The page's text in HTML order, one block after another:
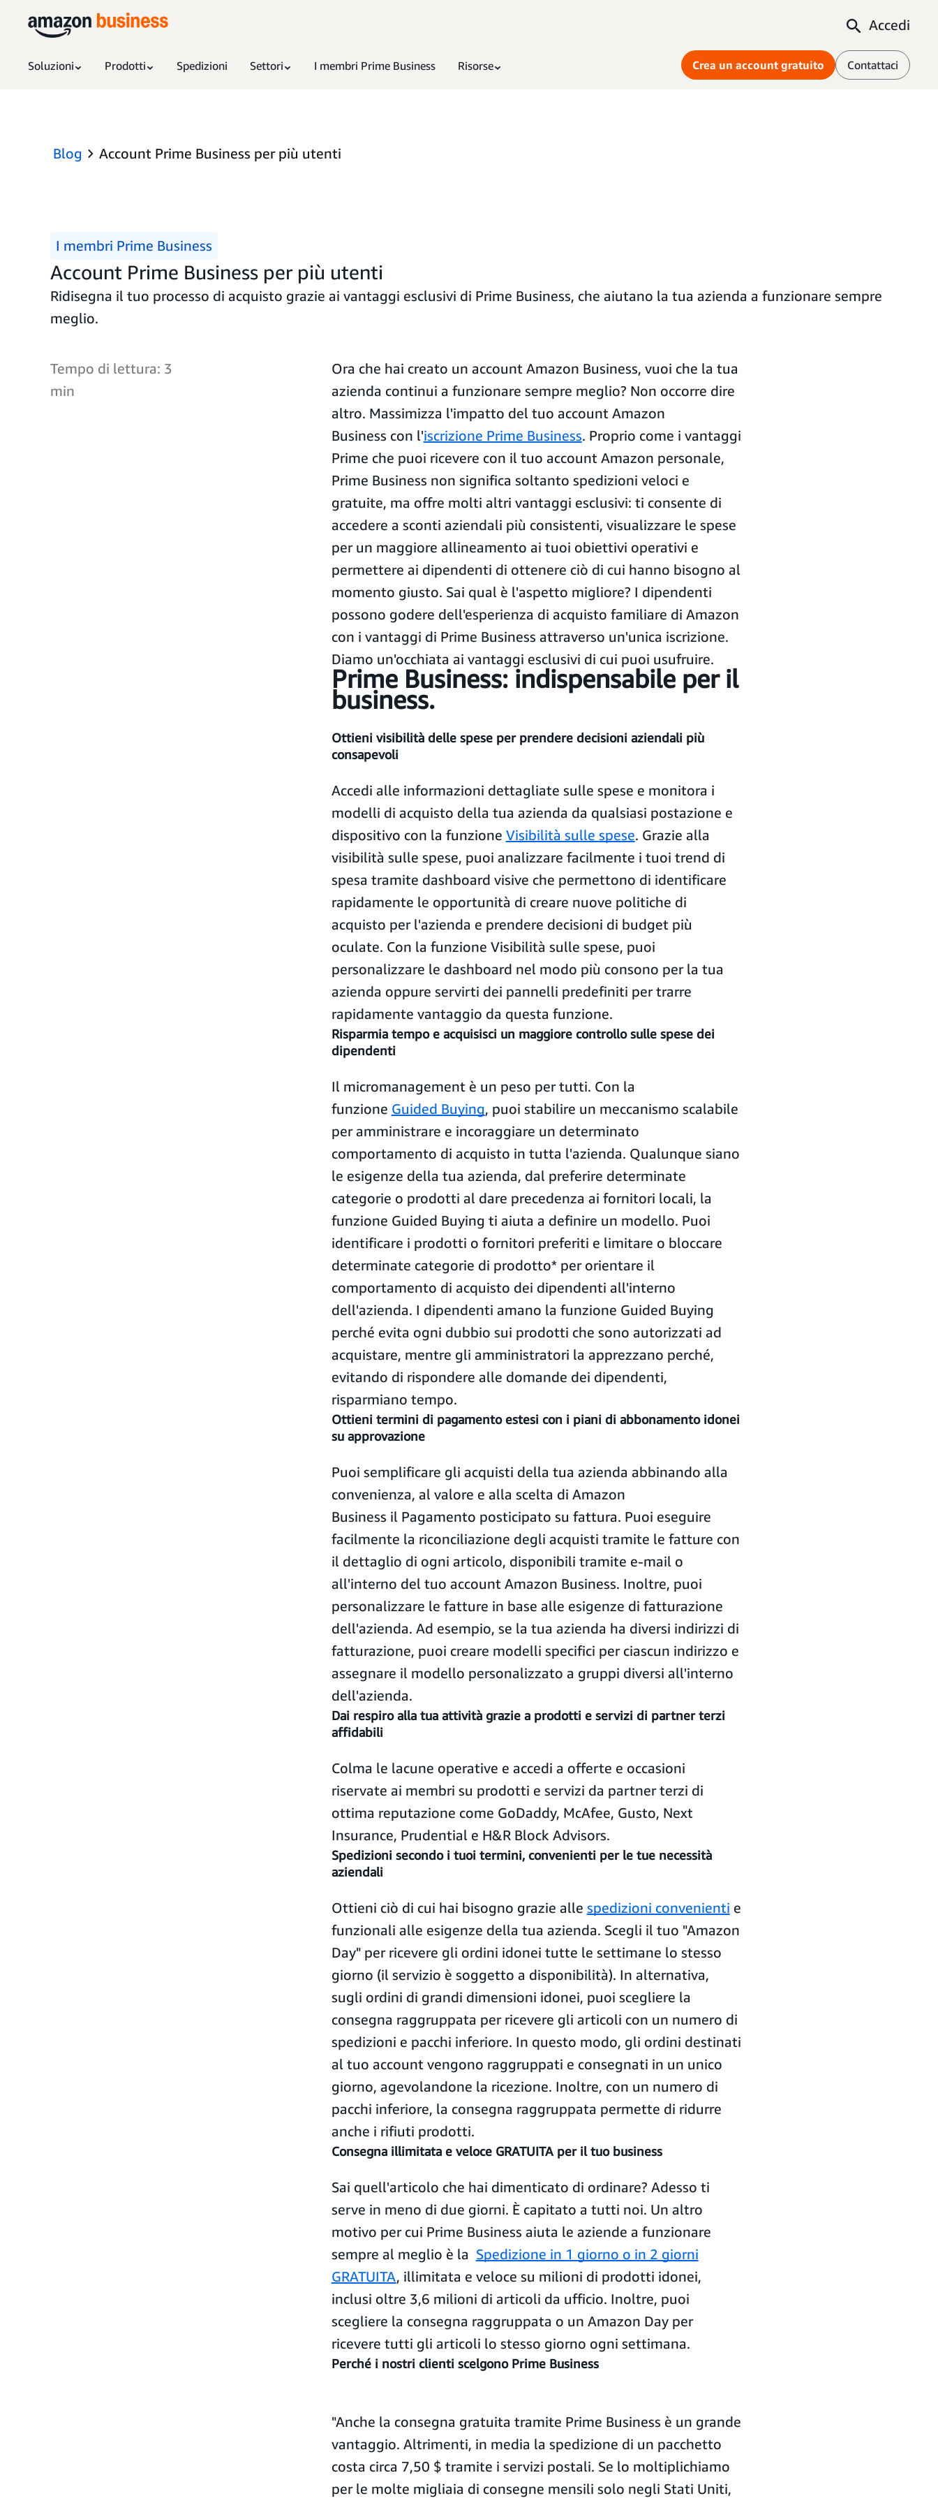
Accedi
Soluzioni Prodotti Spedizioni Settori I membri Prime Business Risorse Crea un account gratuito Contattaci
Blog Account Prime Business per più utenti
I membri Prime Business
Account Prime Business per più utenti
Ridisegna il tuo processo di acquisto grazie ai vantaggi esclusivi di Prime Business, che aiutano la tua azienda a funzionare sempre
meglio.
Tempo di lettura: 3
min
Ora che hai creato un account Amazon Business, vuoi che la tua
azienda continui a funzionare sempre meglio? Non occorre dire
altro. Massimizza l'impatto del tuo account Amazon
Business con l'iscrizione Prime Business. Proprio come i vantaggi
Prime che puoi ricevere con il tuo account Amazon personale,
Prime Business non significa soltanto spedizioni veloci e
gratuite, ma offre molti altri vantaggi esclusivi: ti consente di
accedere a sconti aziendali più consistenti, visualizzare le spese
per un maggiore allineamento ai tuoi obiettivi operativi e
permettere ai dipendenti di ottenere ciò di cui hanno bisogno al
momento giusto. Sai qual è l'aspetto migliore? I dipendenti
possono godere dell'esperienza di acquisto familiare di Amazon
con i vantaggi di Prime Business attraverso un'unica iscrizione.
Diamo un'occhiata ai vantaggi esclusivi di cui puoi usufruire.
Prime Business: indispensabile per il
business.
Ottieni visibilità delle spese per prendere decisioni aziendali più
consapevoli
Accedi alle informazioni dettagliate sulle spese e monitora i
modelli di acquisto della tua azienda da qualsiasi postazione e
dispositivo con la funzione Visibilità sulle spese. Grazie alla
visibilità sulle spese, puoi analizzare facilmente i tuoi trend di
spesa tramite dashboard visive che permettono di identificare
rapidamente le opportunità di creare nuove politiche di
acquisto per l'azienda e prendere decisioni di budget più
oculate. Con la funzione Visibilità sulle spese, puoi
personalizzare le dashboard nel modo più consono per la tua
azienda oppure servirti dei pannelli predefiniti per trarre
rapidamente vantaggio da questa funzione.
Risparmia tempo e acquisisci un maggiore controllo sulle spese dei
dipendenti
Il micromanagement è un peso per tutti. Con la
funzione Guided Buying, puoi stabilire un meccanismo scalabile
per amministrare e incoraggiare un determinato
comportamento di acquisto in tutta l'azienda. Qualunque siano
le esigenze della tua azienda, dal preferire determinate
categorie o prodotti al dare precedenza ai fornitori locali, la
funzione Guided Buying ti aiuta a definire un modello. Puoi
identificare i prodotti o fornitori preferiti e limitare o bloccare
determinate categorie di prodotto* per orientare il
comportamento di acquisto dei dipendenti all'interno
dell'azienda. I dipendenti amano la funzione Guided Buying
perché evita ogni dubbio sui prodotti che sono autorizzati ad
acquistare, mentre gli amministratori la apprezzano perché,
evitando di rispondere alle domande dei dipendenti,
risparmiano tempo.
Ottieni termini di pagamento estesi con i piani di abbonamento idonei
su approvazione
Puoi semplificare gli acquisti della tua azienda abbinando alla
convenienza, al valore e alla scelta di Amazon
Business il Pagamento posticipato su fattura. Puoi eseguire
facilmente la riconciliazione degli acquisti tramite le fatture con
il dettaglio di ogni articolo, disponibili tramite e-mail o
all'interno del tuo account Amazon Business. Inoltre, puoi
personalizzare le fatture in base alle esigenze di fatturazione
dell'azienda. Ad esempio, se la tua azienda ha diversi indirizzi di
fatturazione, puoi creare modelli specifici per ciascun indirizzo e
assegnare il modello personalizzato a gruppi diversi all'interno
dell'azienda.
Dai respiro alla tua attività grazie a prodotti e servizi di partner terzi
affidabili
Colma le lacune operative e accedi a offerte e occasioni
riservate ai membri su prodotti e servizi da partner terzi di
ottima reputazione come GoDaddy, McAfee, Gusto, Next
Insurance, Prudential e H&R Block Advisors.
Spedizioni secondo i tuoi termini, convenienti per le tue necessità
aziendali
Ottieni ciò di cui hai bisogno grazie alle spedizioni convenienti e
funzionali alle esigenze della tua azienda. Scegli il tuo "Amazon
Day" per ricevere gli ordini idonei tutte le settimane lo stesso
giorno (il servizio è soggetto a disponibilità). In alternativa,
sugli ordini di grandi dimensioni idonei, puoi scegliere la
consegna raggruppata per ricevere gli articoli con un numero di
spedizioni e pacchi inferiore. In questo modo, gli ordini destinati
al tuo account vengono raggruppati e consegnati in un unico
giorno, agevolandone la ricezione. Inoltre, con un numero di
pacchi inferiore, la consegna raggruppata permette di ridurre
anche i rifiuti prodotti.
Consegna illimitata e veloce GRATUITA per il tuo business
Sai quell'articolo che hai dimenticato di ordinare? Adesso ti
serve in meno di due giorni. È capitato a tutti noi. Un altro
motivo per cui Prime Business aiuta le aziende a funzionare
sempre al meglio è la Spedizione in 1 giorno o in 2 giorni
GRATUITA, illimitata e veloce su milioni di prodotti idonei,
inclusi oltre 3,6 milioni di articoli da ufficio. Inoltre, puoi
scegliere la consegna raggruppata o un Amazon Day per
ricevere tutti gli articoli lo stesso giorno ogni settimana.
Perché i nostri clienti scelgono Prime Business
"Anche la consegna gratuita tramite Prime Business è un grande
vantaggio. Altrimenti, in media la spedizione di un pacchetto
costa circa 7,50 $ tramite i servizi postali. Se lo moltiplichiamo
per le molte migliaia di consegne mensili solo negli Stati Uniti,